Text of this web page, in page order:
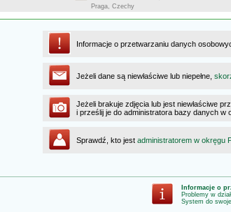
Praga, Czechy
Informacje o przetwarzaniu danych
Jeżeli dane są niewłaściwe lub niepełne,
Jeżeli brakuje zdjęcia lub jest niewłaściwe
i prześlij je do administratora bazy danych w
Sprawdź, kto jest administratorem w okręgu
Informacje o
Problemy w
System do